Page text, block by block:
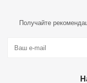
Получайте